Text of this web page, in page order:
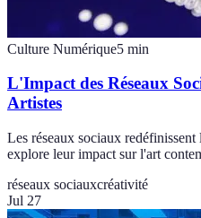
Culture Numérique5 min
L'Impact des Réseaux
Artistes
Les réseaux sociaux
explore leur impact sur l'art
réseaux sociauxcréativité
Jul 27